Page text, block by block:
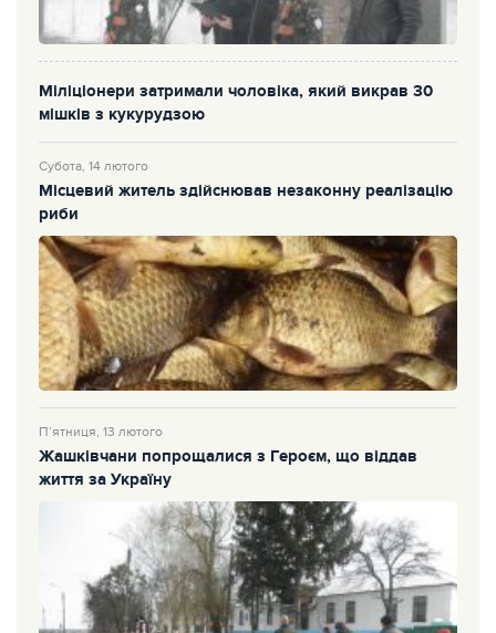
Міліціонери затримали чоловіка, який викрав 30
мішків з кукурудзою
Субота, 14 лютого
Місцевий житель здійснював незаконну реалізацію
риби
П’ятниця, 13 лютого
Жашківчани попрощалися з Героєм, що віддав
життя за Україну